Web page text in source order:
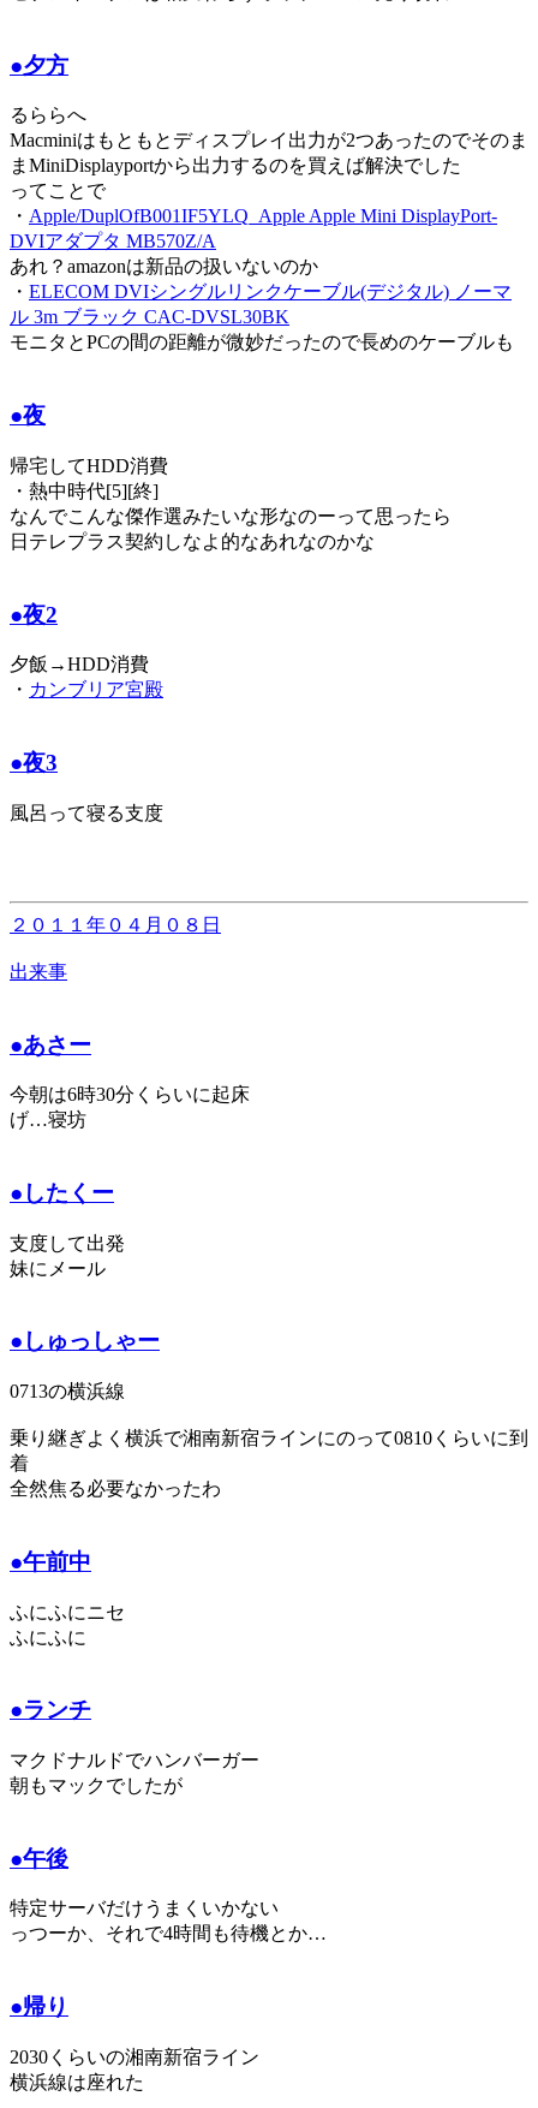
●夕方
るららへ
Macminiはもともとディスプレイ出力が2つあったのでそのま
まMiniDisplayportから出力するのを買えば解決でした
ってことで
・ Apple/DuplOfB001IF5YLQ_Apple Apple Mini DisplayPort-
DVIアダプタ MB570Z/A
あれ？amazonは新品の扱いないのか
・ ELECOM DVIシングルリンクケーブル(デジタル) ノーマ
ル 3m ブラック CAC-DVSL30BK
モニタとPCの間の距離が微妙だったので長めのケーブルも
●夜
帰宅してHDD消費
・熱中時代[5][終]
なんでこんな傑作選みたいな形なのーって思ったら
日テレプラス契約しなよ的なあれなのかな
●夜2
夕飯→HDD消費
・ カンブリア宮殿
●夜3
風呂って寝る支度
２０１１年０４月０８日
出来事
●あさー
今朝は6時30分くらいに起床
げ…寝坊
●したくー
支度して出発
妹にメール
●しゅっしゃー
0713の横浜線
乗り継ぎよく横浜で湘南新宿ラインにのって0810くらいに到
着
全然焦る必要なかったわ
●午前中
ふにふにニセ
ふにふに
●ランチ
マクドナルドでハンバーガー
朝もマックでしたが
●午後
特定サーバだけうまくいかない
っつーか、それで4時間も待機とか…
●帰り
2030くらいの湘南新宿ライン
横浜線は座れた